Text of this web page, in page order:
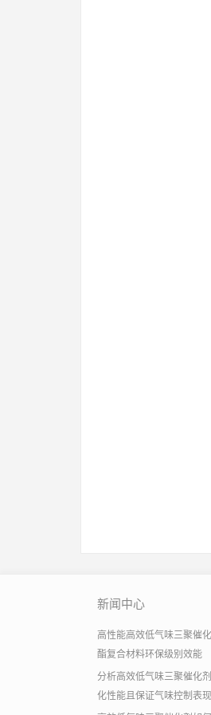
新闻中心
高性能高效低气味三聚催
酯复合材料环保级别效能
分析高效低气味三聚催化
化性能且保证气味控制表现